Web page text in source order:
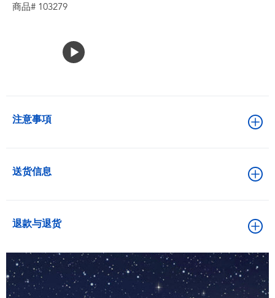
商品# 103279
注意事項
送货信息
退款与退货